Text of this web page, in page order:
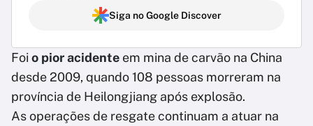
Siga no Google Discover
Foi o pior acidente em mina de carvão na China
desde 2009, quando 108 pessoas morreram na
província de Heilongjiang após explosão.
As operações de resgate continuam a atuar na